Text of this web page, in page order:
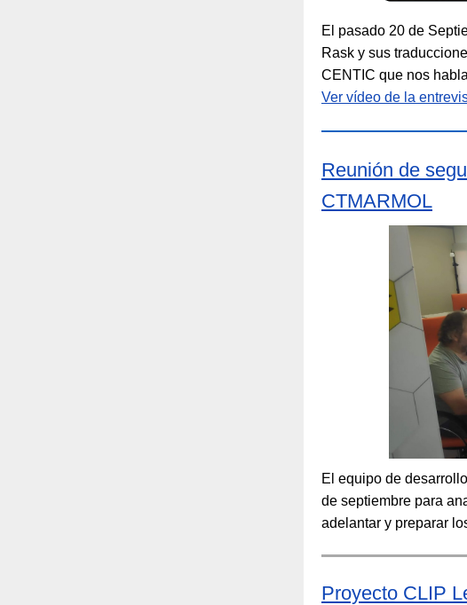
El pasado 20 de
Rask y sus
CENTIC que nos
Ver vídeo de la
Reunión de
CTMARMOL
El equipo de
de septiembre para
adelantar y preparar
Proyecto CLIP